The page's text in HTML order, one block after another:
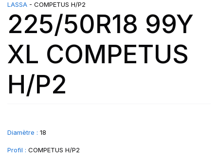
LASSA - COMPETUS H/P2
225/50R18 99Y
XL COMPETUS
H/P2
Diamètre : 18
Profil : COMPETUS H/P2